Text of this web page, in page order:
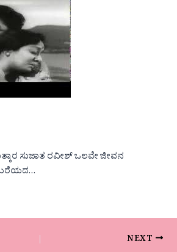
ಸುಜಾತ ರವೀಶ್ ಒಲವೇ ಜೀವನ
ಮರೆಯದ…
NEXT